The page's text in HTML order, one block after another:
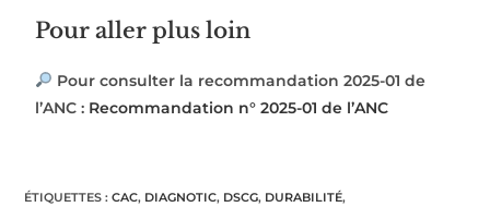
Pour aller plus loin
Pour consulter la recommandation 2025-01 de
l’ANC : Recommandation n° 2025-01 de l’ANC
ÉTIQUETTES :CAC, DIAGNOTIC, DSCG, DURABILITÉ,